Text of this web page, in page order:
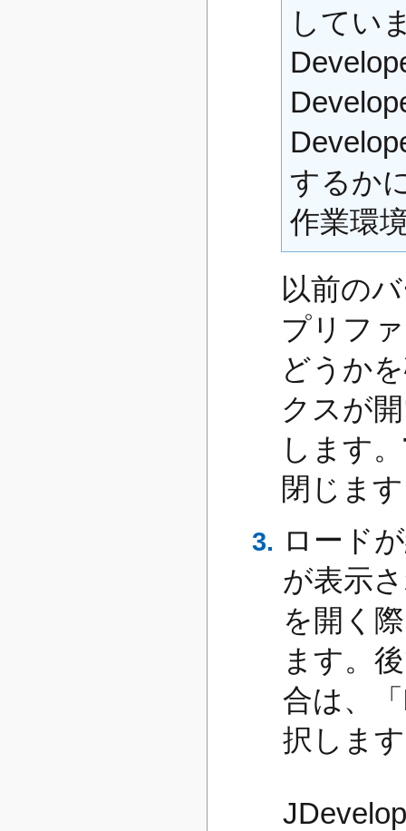
してい
するか
作業環
以前の
プリフ
どうか
クスが
します。
閉じま
ロード
が表示
を開く
ます。
合は、「
択しま